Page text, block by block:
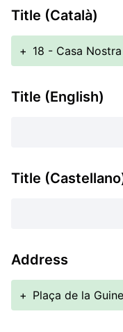
Title (Català)
+ 18 - Casa
Title (English)
Title
Address
+ Plaça de la